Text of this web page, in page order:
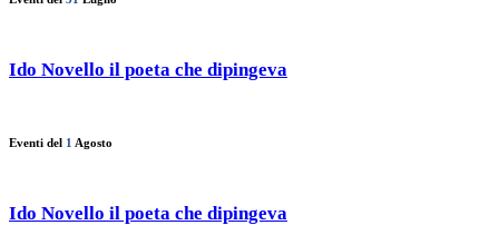
Ido Novello il poeta che dipingeva
Eventi del 1 Agosto
Ido Novello il poeta che dipingeva